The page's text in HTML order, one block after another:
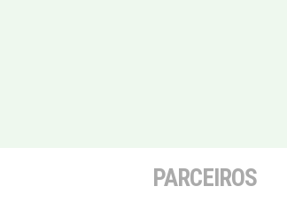
PARCEIROS